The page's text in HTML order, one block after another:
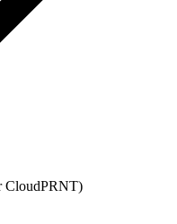
CloudPRNT)